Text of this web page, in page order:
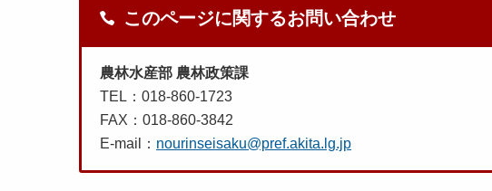
このページに関するお問い合わせ
農林水産部 農林政策課
TEL：018-860-1723
FAX：018-860-3842
E-mail： nourinseisaku@pref.akita.lg.jp